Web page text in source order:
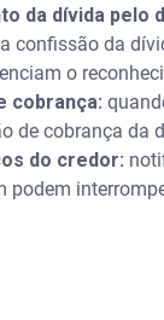
da dívida pelo
confissão da
o
cobrança:
de cobrança da
do credor:
podem